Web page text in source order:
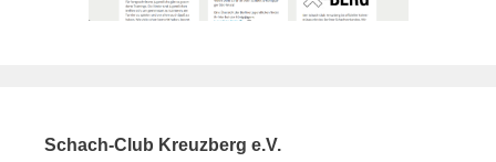
Schach-Club Kreuzberg e.V.